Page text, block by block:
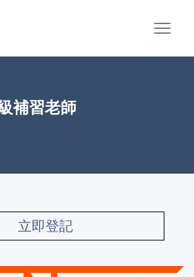
補習老師
立即登記